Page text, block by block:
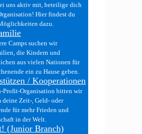
uns aktiv mit, beteilige dich
Hier findest du
dazu.
Camps suchen wir
die Kindern und
aus vielen Nationen für
ein zu Hause geben.
/ Kooperationen
Profit-Organisation bitten wir
deine Zeit-, Geld- oder
für mehr Frieden und
in der Welt.
(Junior Branch)